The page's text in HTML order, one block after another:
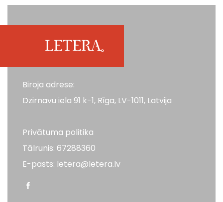
Biroja adrese:
Dzirnavu iela 91 k-1, Rīga, LV-1011, Latvija
Privātuma politika
Tālrunis: 67288360
E-pasts: letera@letera.lv